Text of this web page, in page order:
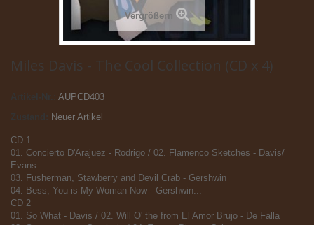
Vergrößern
Miles Davis - The Cool Collection (CD x 4)
Artikel-Nr.:
AUPCD403
Zustand:
Neuer Artikel
CD 1
01. Concierto D'Arajuez - Rodrigo / 02. Flamenco Sketches - Davis/
Evans
03. Fusherman, Stawberry and Devil Crab - Gershwin
04. Bess, You is My Woman Now - Gershwin...
CD 2
01. So What - Davis / 02. Will O' the from El Amor Brujo - De Falla